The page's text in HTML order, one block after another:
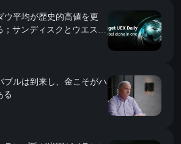
ウ平均が歴史的高値を更
；サンディスクとウエスタ
スが予想を下回り大幅下
ブルは到来し、金こそがハ
る